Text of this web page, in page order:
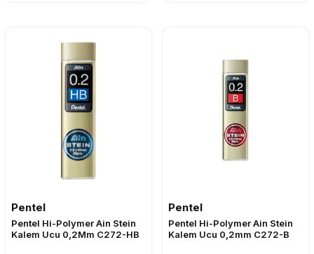
Pentel
Pentel Hi-Polymer Ain Stein
Kalem Ucu 0,2Mm C272-HB
Pentel
Pentel Hi-Polymer Ain Stein
Kalem Ucu 0,2mm C272-B